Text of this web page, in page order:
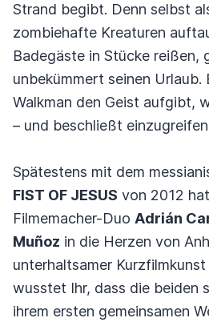
Strand begibt. Denn selbst
zombiehafte Kreaturen
Badegäste in Stücke reißen,
unbekümmert seinen Urlaub.
Walkman den Geist aufgibt,
– und beschließt
Spätestens mit dem
FIST OF JESUS von 2012
Filmemacher-Duo Adrián
Muñoz in die Herzen von
unterhaltsamer
wusstet Ihr, dass die beiden
ihrem ersten gemeinsamen